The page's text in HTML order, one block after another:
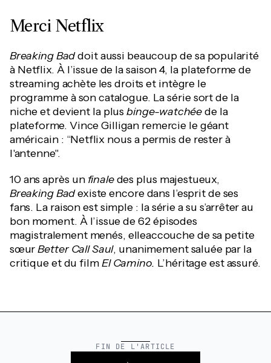
Merci Netflix
Breaking Baddoit aussi beaucoup de sa popularité
à Netflix. À l’issue de la saison 4, la plateforme de
streaming achète les droits et intègre le
programme à son catalogue. La série sort de la
niche et devient la plusbinge-watchéede la
plateforme. Vince Gilligan remercie le géant
américain : “Netflix nous a permis de rester à
l'antenne".
10 ans après un finaledes plus majestueux,
Breaking Badexiste encore dans l’esprit de ses
fans. La raison est simple : la série a su s’arrêter au
bon moment. À l’issue de 62 épisodes
magistralement menés, elleaccouche de sa petite
sœurBetter Call Saul, unanimement saluée par la
critique et du filmEl Camino. L’héritage est assuré.
FIN DE L'ARTICLE